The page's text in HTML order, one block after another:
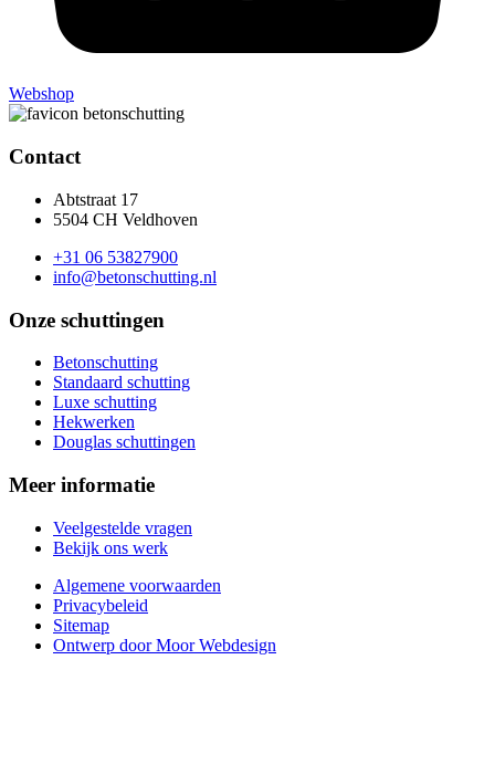
Webshop
Contact
Abtstraat 17
5504 CH Veldhoven
+31 06 53827900
info@betonschutting.nl
Onze schuttingen
Betonschutting
Standaard schutting
Luxe schutting
Hekwerken
Douglas schuttingen
Meer informatie
Veelgestelde vragen
Bekijk ons werk
Algemene voorwaarden
Privacybeleid
Sitemap
Ontwerp door Moor Webdesign